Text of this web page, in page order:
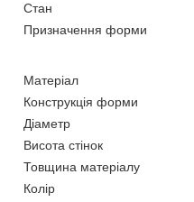
Стан
Призначення форми
Матеріал
Конструкція форми
Діаметр
Висота стінок
Товщина матеріалу
Колір